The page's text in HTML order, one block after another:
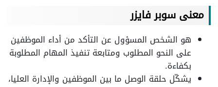
معنى سوبر فايزر
هو الشخص المسؤول عن التأكد من أداء الموظفين
على النحو المطلوب ومتابعة تنفيذ المهام المطلوبة
بكفاءة.
يشكّل حلقة الوصل ما بين الموظفين والإدارة العليا،